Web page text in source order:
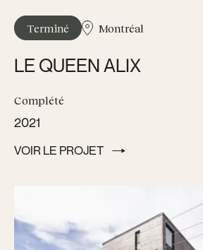
Terminé Montréal
LE QUEEN ALIX
Complété
2021
VOIR LE PROJET